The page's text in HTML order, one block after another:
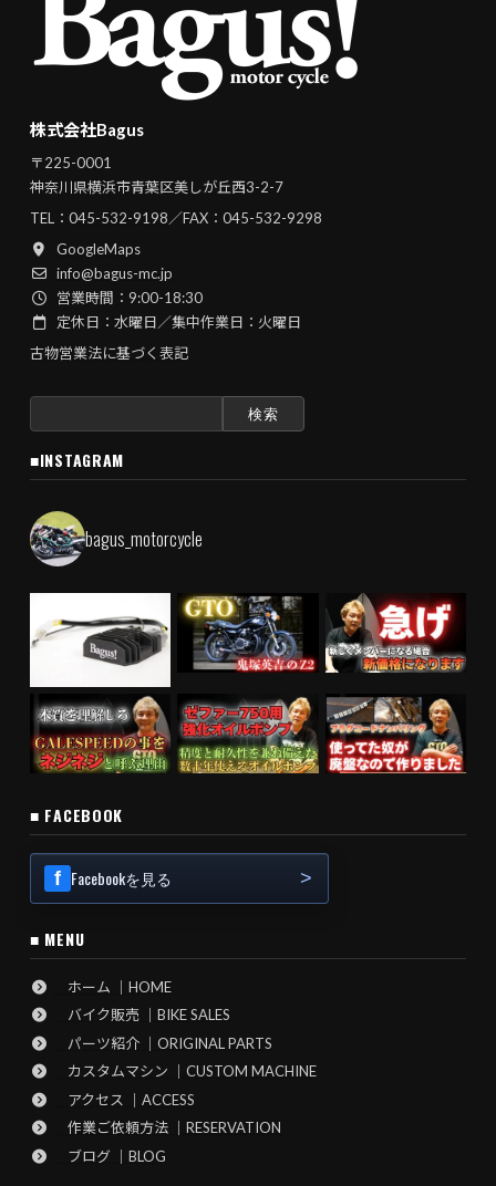
株式会社Bagus
〒225-0001
神奈川県横浜市青葉区美しが丘西3-2-7
TEL： 045-532-9198／FAX：045-532-9298
GoogleMaps
info@bagus-mc.jp
営業時間：9:00-18:30
定休日：水曜日／集中作業日：火曜日
古物営業法に基づく表記
■INSTAGRAM
bagus_motorcycle
■ FACEBOOK
Facebookを見る
■ MENU
ホーム ｜HOME
バイク販売 ｜BIKE SALES
パーツ紹介 ｜ORIGINAL PARTS
カスタムマシン ｜CUSTOM MACHINE
アクセス ｜ACCESS
作業ご依頼方法 ｜RESERVATION
ブログ ｜BLOG